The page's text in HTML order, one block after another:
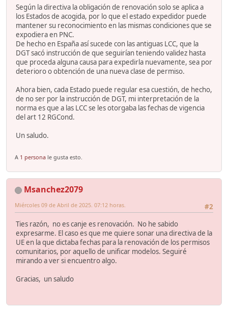
Según la directiva la obligación de renovación solo se aplica a
los Estados de acogida, por lo que el estado expedidor puede
mantener su reconocimiento en las mismas condiciones que se
expodiera en PNC.
De hecho en España así sucede con las antiguas LCC, que la
DGT sacó instrucción de que seguirían teniendo validez hasta
que proceda alguna causa para expedirla nuevamente, sea por
deterioro o obtención de una nueva clase de permiso.
Ahora bien, cada Estado puede regular esa cuestión, de hecho,
de no ser por la instrucción de DGT, mi interpretación de la
norma es que a las LCC se les otorgaba las fechas de vigencia
del art 12 RGCond.
Un saludo.
A 1 persona le gusta esto.
Msanchez2079
#2
Miércoles 09 de Abril de 2025. 07:12 horas.
Ties razón, no es canje es renovación. No he sabido
expresarme. El caso es que me quiere sonar una directiva de la
UE en la que dictaba fechas para la renovación de los permisos
comunitarios, por aquello de unificar modelos. Seguiré
mirando a ver si encuentro algo.
Gracias, un saludo